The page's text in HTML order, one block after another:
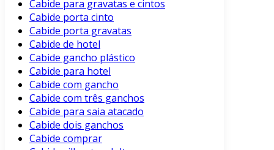
Cabide para gravatas e cintos
Cabide porta cinto
Cabide porta gravatas
Cabide de hotel
Cabide gancho plástico
Cabide para hotel
Cabide com gancho
Cabide com três ganchos
Cabide para saia atacado
Cabide dois ganchos
Cabide comprar